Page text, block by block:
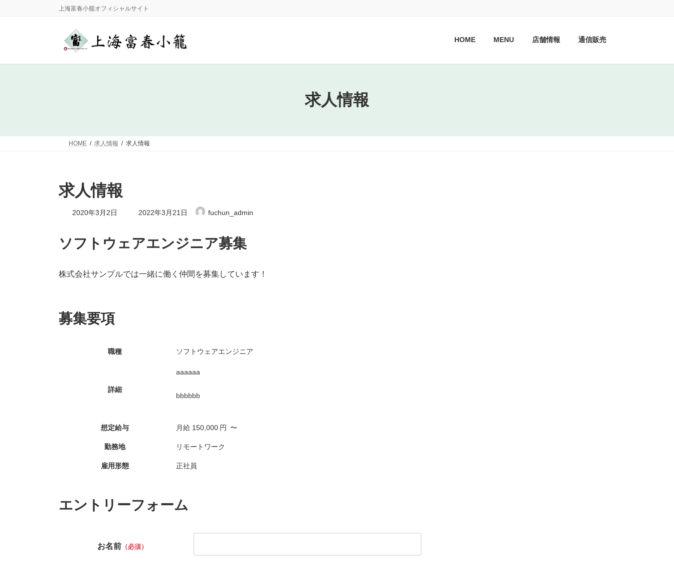
上海富春小籠オフィシャルサイト
HOME MENU 店舗情報 通信販売
求人情報
HOME 求人情報 求人情報
求人情報
2020年3月2日
最
終
新
日
2022年3月21日 fuchun_admin
ソフトウェアエンジニア募集
株式会社サンプルでは一緒に働く仲間を募集しています！
募集要項
職種 ソフトウェアエンジニア
詳細
aaaaaa
bbbbbb
想定給与 月給 150,000 円 〜
勤務地 リモートワーク
雇用形態 正社員
エントリーフォーム
お名前（必須）